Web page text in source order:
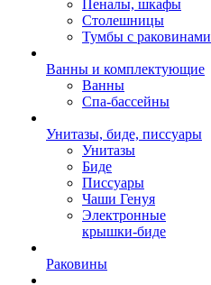
Пеналы, шкафы
Столешницы
Тумбы с раковинами
Ванны и комплектующие
Ванны
Спа-бассейны
Унитазы, биде, писсуары
Унитазы
Биде
Писсуары
Чаши Генуя
Электронные
крышки-биде
Раковины